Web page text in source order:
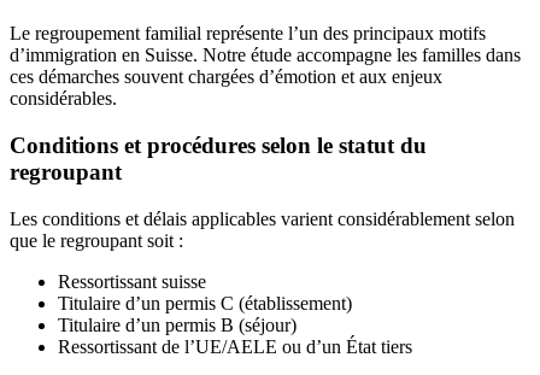
Le regroupement familial représente l’un des principaux motifs
d’immigration en Suisse. Notre étude accompagne les familles dans
ces démarches souvent chargées d’émotion et aux enjeux
considérables.
Conditions et procédures selon le statut du
regroupant
Les conditions et délais applicables varient considérablement selon
que le regroupant soit :
Ressortissant suisse
Titulaire d’un permis C (établissement)
Titulaire d’un permis B (séjour)
Ressortissant de l’UE/AELE ou d’un État tiers